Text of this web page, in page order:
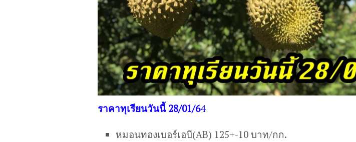
ราคาทุเรียนวันนี้ 28/01/64
หมอนทองเบอร์เอบี(AB) 125+-10 บาท/กก.